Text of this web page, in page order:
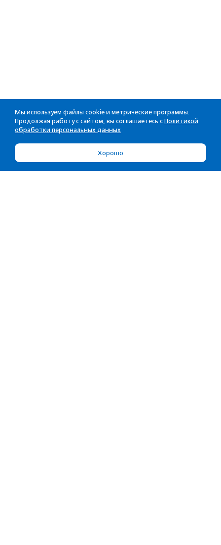
Мы используем файлы cookie и метрические программы.
Продолжая работу с сайтом, вы соглашаетесь с Политикой
обработки персональных данных
Хорошо